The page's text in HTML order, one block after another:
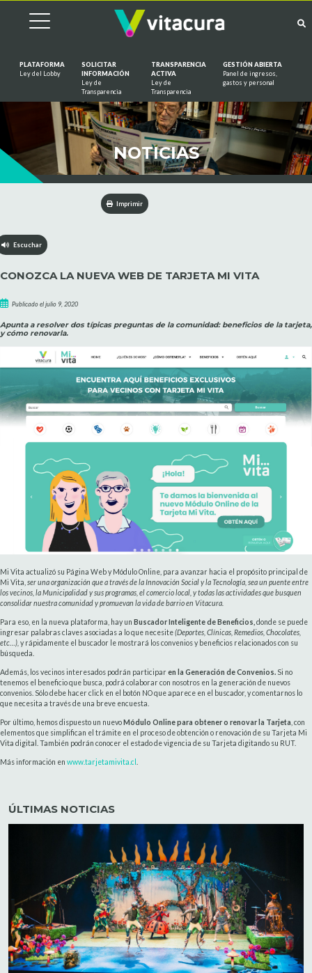
PLATAFORMA
Ley del Lobby
SOLICITAR
INFORMACIÓN
Ley de
Transparencia
TRANSPARENCIA
ACTIVA
Ley de
Transparencia
GESTIÓN ABIERTA
Panel de ingresos,
gastos y personal
NOTICIAS
Imprimir
Escuchar
CONOZCA LA NUEVA WEB DE TARJETA MI VITA
Publicado el julio 9, 2020
Apunta a resolver dos típicas preguntas de la comunidad: beneficios de la tarjeta,
y cómo renovarla.
Mi Vita actualizó su Página Web y Módulo Online, para avanzar hacia el propósito principal de
Mi Vita, ser una organización que a través de la Innovación Social y la Tecnología, sea un puente entre
los vecinos, la Municipalidad y sus programas, el comercio local, y todas las actividades que busquen
consolidar nuestra comunidad y promuevan la vida de barrio en Vitacura.
Para eso, en la nueva plataforma, hay un Buscador Inteligente de Beneficios, donde se puede
ingresar palabras claves asociadas a lo que necesite(Deportes, Clínicas, Remedios, Chocolates,
etc…), y rápidamente el buscador le mostrará los convenios y beneficios relacionados con su
búsqueda.
Además, los vecinos interesados podrán participaren la Generación de Convenios. Si no
tenemos el beneficio que busca, podrá colaborar con nosotros en la generación de nuevos
convenios. Sólo debe hacer click en el botón NO que aparece en el buscador, y comentarnos lo
que necesita a través de una breve encuesta.
Por último, hemos dispuesto un nuevoMódulo Online para obtener o renovar la Tarjeta , con
elementos que simplifican el trámite en el proceso de obtención o renovación de su Tarjeta Mi
Vita digital. También podrán conocer el estado de vigencia de su Tarjeta digitando su RUT.
Más información en www.tarjetamivita.cl
ÚLTIMAS NOTICIAS